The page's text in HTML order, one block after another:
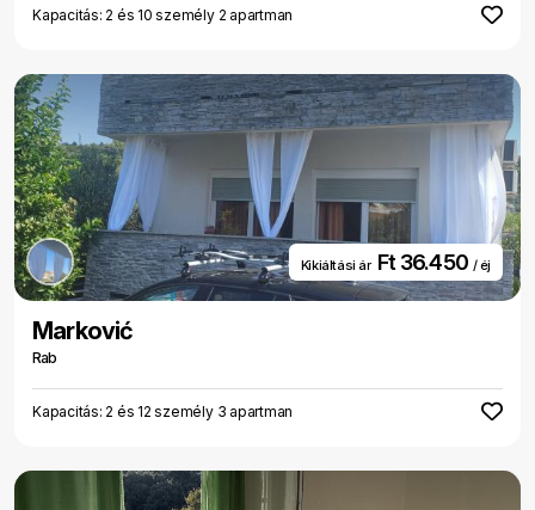
Kapacitás: 2 és 10 személy 2 apartman
Kikiáltási ár Ft 36.450 / éj
Marković
Rab
Kapacitás: 2 és 12 személy 3 apartman